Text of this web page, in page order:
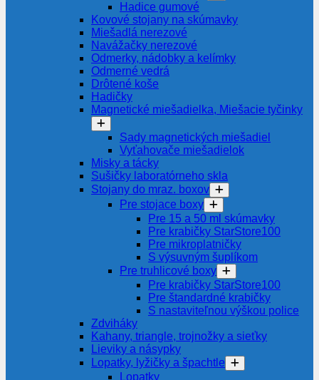
Hadice gumové
Kovové stojany na skúmavky
Miešadlá nerezové
Navážačky nerezové
Odmerky, nádobky a kelímky
Odmerné vedrá
Drôtené koše
Hadičky
Magnetické miešadielka, Miešacie tyčinky
Sady magnetických miešadiel
Vyťahovače miešadielok
Misky a tácky
Sušičky laboratórneho skla
Stojany do mraz. boxov
Pre stojace boxy
Pre 15 a 50 ml skúmavky
Pre krabičky StarStore100
Pre mikroplatničky
S výsuvným šuplíkom
Pre truhlicové boxy
Pre krabičky StarStore100
Pre štandardné krabičky
S nastaviteľnou výškou police
Zdviháky
Kahany, triangle, trojnožky a sieťky
Lieviky a násypky
Lopatky, lyžičky a špachtle
Lopatky